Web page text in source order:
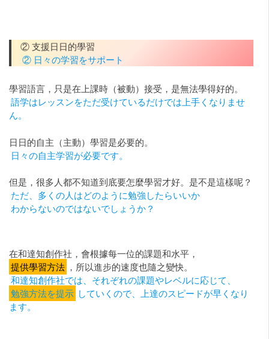
② 支援日日的學習
② 日々の学習をサポート
學習語言，只是在上課時（被動）接受，是無法學得好的。
語学はレッスンをただ受けているだけでは上手くなりませ
ん。
日日的自主（主動）學習是必要的。
日々の自主学習が必要です。
但是，很多人都不知道到底要怎麼學習才好。是不是這樣呢？
ただ、多くの人はどのように勉強したらいいか
わからないのではないでしょうか？
在和達知創作社，會根據每一位的課題和水平，
提供學習方法 ，所以進步的速度也隨之變快。
和達知創作社では、それぞれの課題やレベルに応じて、
勉強方法を提示 していくので、上達のスピードが早くなり
ます。